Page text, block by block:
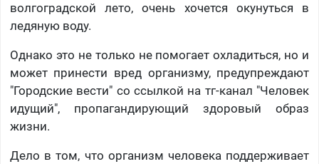
волгоградской лето, очень хочется окунуться в
ледяную воду.
Однако это не только не помогает охладиться, но и
может принести вред организму, предупреждают
"Городские вести" со ссылкой на тг-канал "Человек
идущий", пропагандирующий здоровый образ
жизни.
Дело в том, что организм человека поддерживает